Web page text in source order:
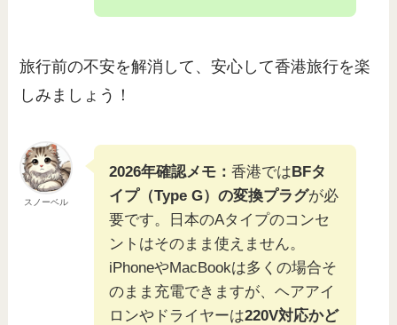
旅行前の不安を解消して、安心して香港旅行を楽
しみましょう！
スノーベル
2026年確認メモ：香港ではBFタ
イプ（Type G）の変換プラグが必
要です。日本のAタイプのコンセ
ントはそのまま使えません。
iPhoneやMacBookは多くの場合そ
のまま充電できますが、ヘアアイ
ロンやドライヤーは220V対応かど